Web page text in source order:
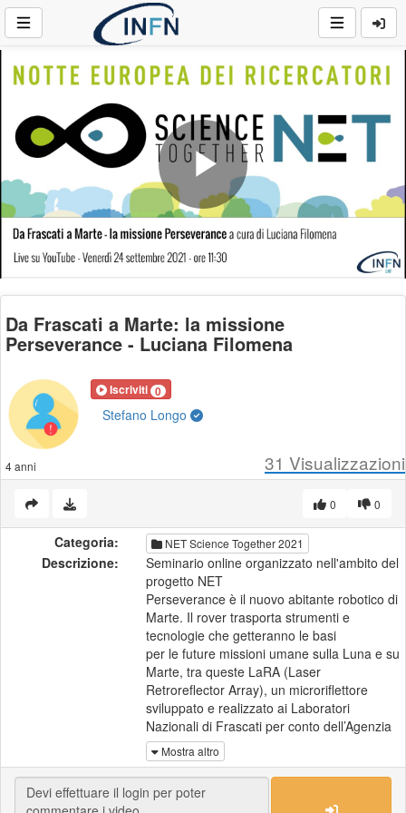
Play
Video
Da Frascati a Marte: la missione
Perseverance - Luciana Filomena
Iscriviti 0
Stefano Longo
4 anni 31 Visualizzazioni
0
0
Categoria: NET Science Together 2021
Descrizione:
Seminario online organizzato nell'ambito del
progetto NET
Perseverance è il nuovo abitante robotico di
Marte. Il rover trasporta strumenti e
tecnologie che getteranno le basi
per le future missioni umane sulla Luna e su
Marte, tra queste LaRA (Laser
Retroreflector Array), un microriflettore
sviluppato e realizzato ai Laboratori
Nazionali di Frascati per conto dell’Agenzia
Spaziale Italiana, che verrà
presentato in questo seminario.
Scopri il progetto NET:
Mostra altro